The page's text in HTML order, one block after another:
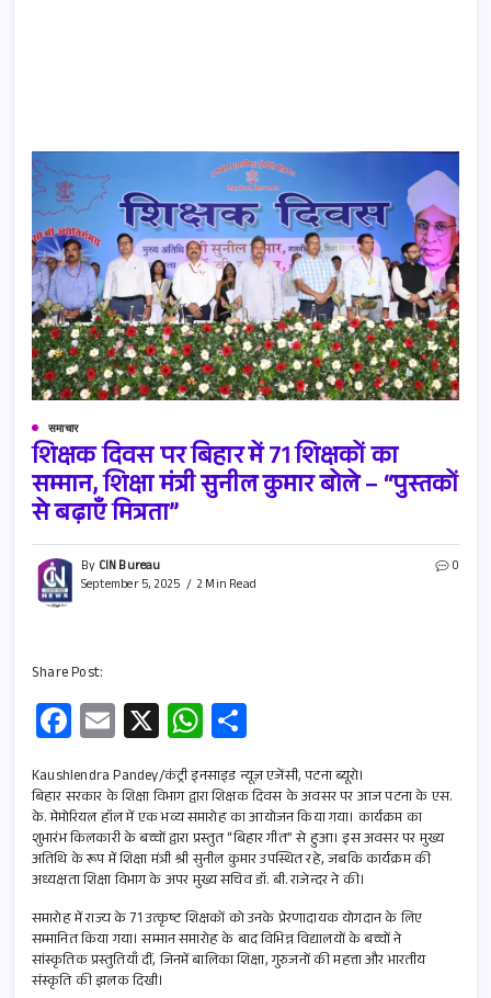
समाचार
शिक्षक दिवस पर बिहार में 71 शिक्षकों का
सम्मान, शिक्षा मंत्री सुनील कुमार बोले – “पुस्तकों
से बढ़ाएँ मित्रता”
By CIN Bureau
September 5, 2025
2 Min Read
0
Share Post:
Fa
ce
b
o
o
k
E
m
ail
X W
h
at
s
A
p
p
h
ar
e
Kaushlendra Pandey/कंट्री इनसाइड न्यूज़ एजेंसी, पटना ब्यूरो।
बिहार सरकार के शिक्षा विभाग द्वारा शिक्षक दिवस के अवसर पर आज पटना के एस.
के. मेमोरियल हॉल में एक भव्य समारोह का आयोजन किया गया। कार्यक्रम का
शुभारंभ किलकारी के बच्चों द्वारा प्रस्तुत “बिहार गीत” से हुआ। इस अवसर पर मुख्य
अतिथि के रूप में शिक्षा मंत्री श्री सुनील कुमार उपस्थित रहे, जबकि कार्यक्रम की
अध्यक्षता शिक्षा विभाग के अपर मुख्य सचिव डॉ. बी. राजेन्दर ने की।
समारोह में राज्य के 71 उत्कृष्ट शिक्षकों को उनके प्रेरणादायक योगदान के लिए
सम्मानित किया गया। सम्मान समारोह के बाद विभिन्न विद्यालयों के बच्चों ने
सांस्कृतिक प्रस्तुतियाँ दीं, जिनमें बालिका शिक्षा, गुरुजनों की महत्ता और भारतीय
संस्कृति की झलक दिखी।